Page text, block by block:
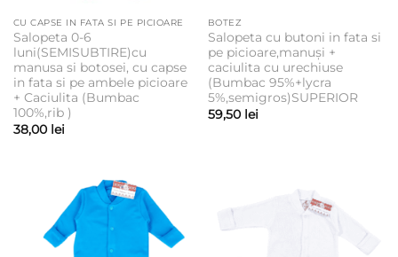
CU CAPSE IN FATA SI PE PICIOARE
Salopeta 0-6
luni(SEMISUBTIRE)cu
manusa si botosei, cu capse
in fata si pe ambele picioare
+ Caciulita (Bumbac
100%,rib )
38,00 lei
BOTEZ
Salopeta cu butoni in fata si
pe picioare,manuși +
caciulita cu urechiuse
(Bumbac 95%+lycra
5%,semigros)SUPERIOR
59,50 lei